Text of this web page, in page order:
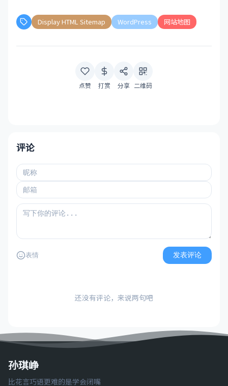
Display HTML Sitemap WordPress 网站地图
点赞 打赏 分享 二维码
评论
表情 发表评论
还没有评论，来说两句吧
孙琪峥
比花言巧语更难的是学会闭嘴